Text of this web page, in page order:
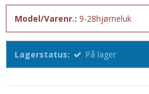
Model/Varenr.: 9-28hjørneluk
Lagerstatus: På lager